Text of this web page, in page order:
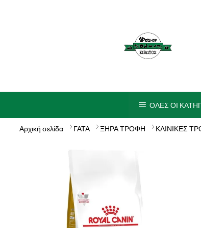
ΟΛΕΣ ΟΙ
Αρχική σελίδα ΓΑΤΑ ΞΗΡΑ ΤΡΟΦΗ ΚΛΙΝΙΚΕΣ